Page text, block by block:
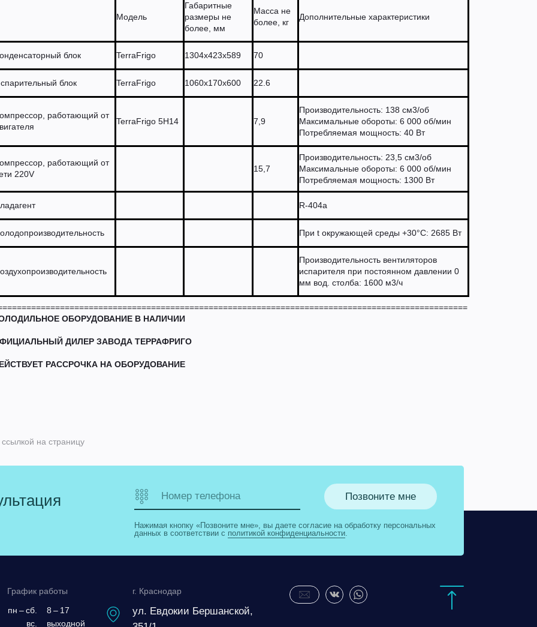
Модель
Габаритные
размеры не
более, мм
Масса не
более, кг
Дополнительные характеристики
блок TerraFrigo 1304х423х589 70
блок TerraFrigo 1060х170х600 22.6
работающий от
TerraFrigo 5H14 7,9
Производительность: 138 см3/об
Максимальные обороты: 6 000 об/мин
Потребляемая мощность: 40 Вт
работающий от
220V
15,7
Производительность: 23,5 см3/об
Максимальные обороты: 6 000 об/мин
Потребляемая мощность: 1300 Вт
R-404а
При t окружающей среды +30°С: 2685 Вт
Производительность вентиляторов
испарителя при постоянном давлении 0
мм вод. столба: 1600 м3/ч
ОБОРУДОВАНИЕ В НАЛИЧИИ
ДИЛЕР ЗАВОДА ТЕРРАФРИГО
РАССРОЧКА НА ОБОРУДОВАНИЕ
на страницу
Номер телефона Позвоните мне
Нажимая кнопку «Позвоните мне», вы даете согласие на обработку персональных
данных в соответствии с политикой конфиденциальности.
График работы
пн – сб.
8 – 17
вс.
выходной
г. Краснодар
ул. Евдокии Бершанской,